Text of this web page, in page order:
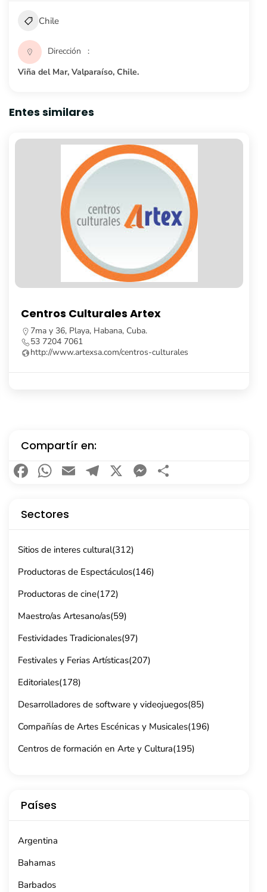
Chile
Dirección
Viña del Mar, Valparaíso, Chile.
Entes similares
Librería Fayad Jamís
Calle Obispo, no. 261, e/ Cuba y Aguiar, La Habana
Vieja, Cuba.
53 7862 8091
Compartír en:
Facebook
WhatsApp
EmailTelegram
X Messenger
Sectores
Sitios de interes cultural(312)
Productoras de Espectáculos(146)
Productoras de cine(172)
Maestro/as Artesano/as(59)
Festividades Tradicionales(97)
Festivales y Ferias Artísticas(207)
Editoriales(178)
Desarrolladores de software y videojuegos(85)
Compañías de Artes Escénicas y Musicales(196)
Centros de formación en Arte y Cultura(195)
Países
Argentina
Bahamas
Barbados